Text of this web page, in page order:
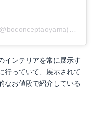
BoConcept Aoyama Flagshipさん(@boconceptaoyama)がシェアした投稿
インテリアを常に展示す
行っていて、展示されて
なお値段で紹介している